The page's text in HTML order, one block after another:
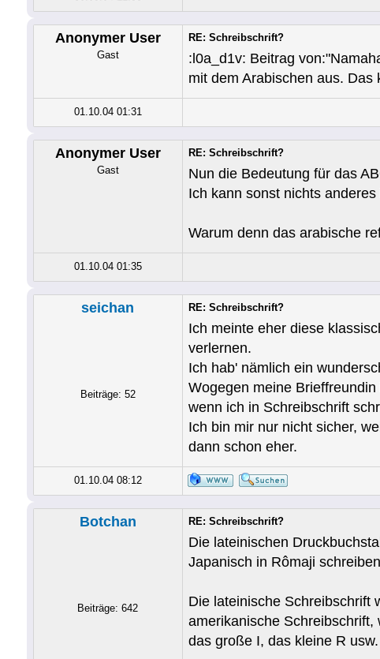
Anonymer User
Gast
RE: Schreibschrift?
:l0a_d1v: Beitrag
mit dem Arabischen aus.
01.10.04 01:31
Anonymer User
Gast
RE: Schreibschrift?
Nun die Bedeutung für das
Ich kann sonst nichts anderes
Warum denn das arabische
01.10.04 01:35
seichan
Beiträge: 52
RE: Schreibschrift?
Ich meinte eher diese
verlernen.
Ich hab' nämlich ein
Wogegen meine
wenn ich in Schreibschrift
Ich bin mir nur nicht sicher,
dann schon eher.
01.10.04 08:12
Botchan
Beiträge: 642
RE: Schreibschrift?
Die lateinischen
Japanisch in Rômaji
Die lateinische Schreibschrift
amerikanische
das große I, das kleine R